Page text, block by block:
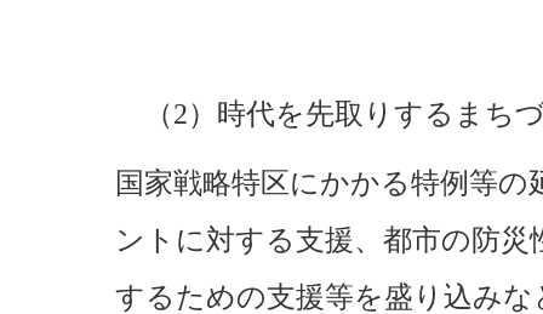
（2）時代を先取りするまち
国家戦略特区にかかる特例等
ントに対する支援、都市の防
するための支援等を盛り込みな